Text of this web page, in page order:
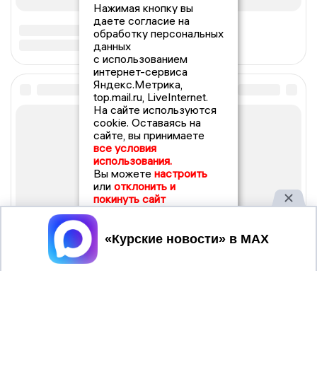
Нажимая кнопку вы
даете согласие на
обработку персональных
данных
с использованием
интернет-сервиса
Яндекс.Метрика,
top.mail.ru, LiveInternet.
На сайте используются
cookie. Оставаясь на
сайте, вы принимаете
все условия
использования.
Вы можете настроить
или отклонить и
покинуть сайт
Принять